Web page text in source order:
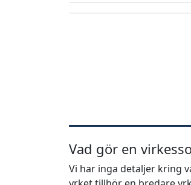
Vad gör en
Vi har inga detaljer kring